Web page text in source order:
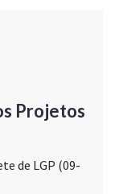
Projetos
de LGP (09-